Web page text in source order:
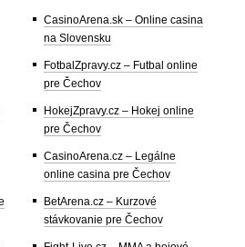
CasinoArena.sk – Online casina
na Slovensku
FotbalZpravy.cz – Futbal online
pre Čechov
HokejZpravy.cz – Hokej online
pre Čechov
CasinoArena.cz – Legálne
online casina pre Čechov
BetArena.cz – Kurzové
stávkovanie pre Čechov